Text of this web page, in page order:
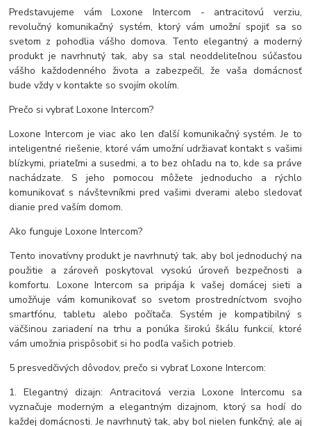
Predstavujeme vám Loxone Intercom - antracitovú verziu,
revolučný komunikačný systém, ktorý vám umožní spojiť sa so
svetom z pohodlia vášho domova. Tento elegantný a moderný
produkt je navrhnutý tak, aby sa stal neoddeliteľnou súčasťou
vášho každodenného života a zabezpečil, že vaša domácnosť
bude vždy v kontakte so svojím okolím.
Prečo si vybrať Loxone Intercom?
Loxone Intercom je viac ako len ďalší komunikačný systém. Je to
inteligentné riešenie, ktoré vám umožní udržiavať kontakt s vašimi
blízkymi, priateľmi a susedmi, a to bez ohľadu na to, kde sa práve
nachádzate. S jeho pomocou môžete jednoducho a rýchlo
komunikovať s návštevníkmi pred vašimi dverami alebo sledovať
dianie pred vaším domom.
Ako funguje Loxone Intercom?
Tento inovatívny produkt je navrhnutý tak, aby bol jednoduchý na
použitie a zároveň poskytoval vysokú úroveň bezpečnosti a
komfortu. Loxone Intercom sa pripája k vašej domácej sieti a
umožňuje vám komunikovať so svetom prostredníctvom svojho
smartfónu, tabletu alebo počítača. Systém je kompatibilný s
väčšinou zariadení na trhu a ponúka širokú škálu funkcií, ktoré
vám umožnia prispôsobiť si ho podľa vašich potrieb.
5 presvedčivých dôvodov, prečo si vybrať Loxone Intercom:
1. Elegantný dizajn: Antracitová verzia Loxone Intercomu sa
vyznačuje moderným a elegantným dizajnom, ktorý sa hodí do
každej domácnosti. Je navrhnutý tak, aby bol nielen funkčný, ale aj